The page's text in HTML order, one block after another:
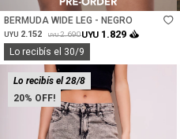
BERMUDA WIDE LEG - NEGRO
UYU 2.152 UYU 2.690UYU 1.829
Lo recibís el 30/9
20
Lo recibís el 28/8